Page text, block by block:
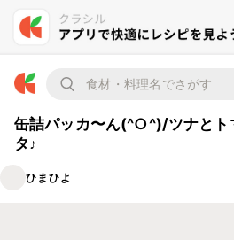
缶詰パッカ〜ん(^○^)/ツナとト
タ♪
ひまひよ